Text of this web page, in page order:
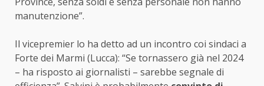
manutenzione”.
Il vicepremier lo ha detto ad un incontro coi sindaci a
Forte dei Marmi (Lucca): “Se tornassero già nel 2024
– ha risposto ai giornalisti – sarebbe segnale di